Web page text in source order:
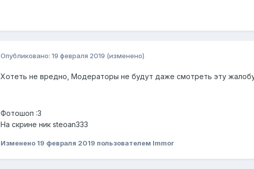
Опубликовано: 19 февраля 2019 (изменено)
Хотеть не вредно, Модераторы не будут даже смотреть эту
Фотошоп :3
На скрине ник steoan333
Изменено 19 февраля 2019 пользователем Immor